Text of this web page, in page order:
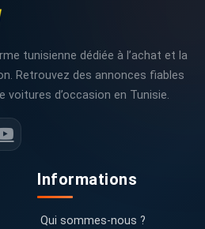
tunisienne dédiée à l’achat et la
Retrouvez des annonces fiables
d’occasion en Tunisie.
Informations
Qui sommes-nous ?